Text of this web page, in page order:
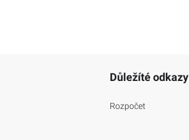
Důležíté odkazy
Rozpočet